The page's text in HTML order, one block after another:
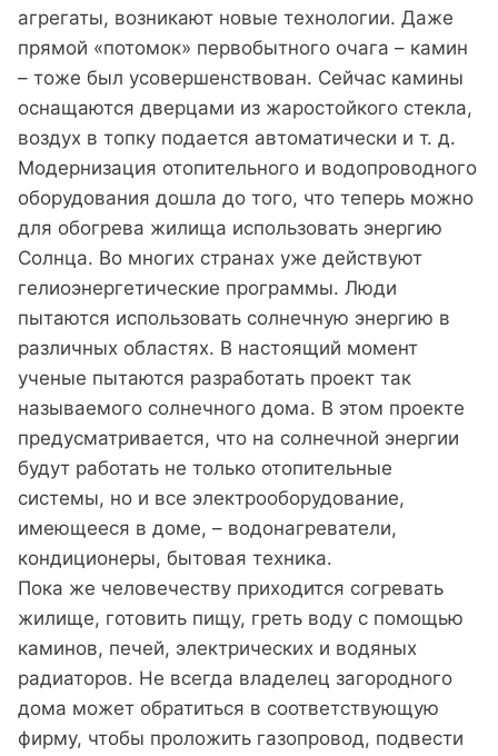
агрегаты, возникают новые технологии. Даже
прямой «потомок» первобытного очага – камин
– тоже был усовершенствован. Сейчас камины
оснащаются дверцами из жаростойкого стекла,
воздух в топку подается автоматически и т. д.
​Модернизация отопительного и водопроводного
оборудования дошла до того, что теперь можно
для обогрева жилища использовать энергию
Солнца. Во многих странах уже действуют
гелиоэнергетические программы. Люди
пытаются использовать солнечную энергию в
различных областях. В настоящий момент
ученые пытаются разработать проект так
называемого солнечного дома. В этом проекте
предусматривается, что на солнечной энергии
будут работать не только отопительные
системы, но и все электрооборудование,
имеющееся в доме, – водонагреватели,
кондиционеры, бытовая техника.
​Пока же человечеству приходится согревать
жилище, готовить пищу, греть воду с помощью
каминов, печей, электрических и водяных
радиаторов. Не всегда владелец загородного
дома может обратиться в соответствующую
фирму, чтобы проложить газопровод, подвести